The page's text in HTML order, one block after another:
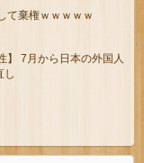
て棄権ｗｗｗｗｗ
】 7月から日本の外国人
し